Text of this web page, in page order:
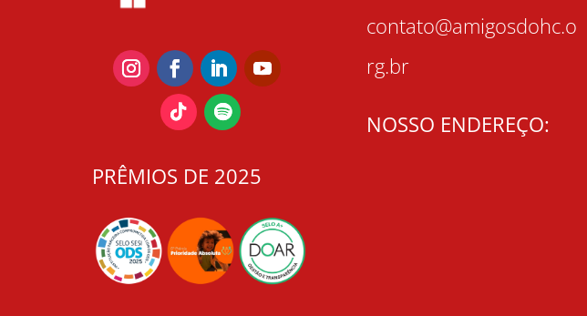
PRÊMIOS DE 2025
contato@amigosdohc.o
rg.br
NOSSO ENDEREÇO: